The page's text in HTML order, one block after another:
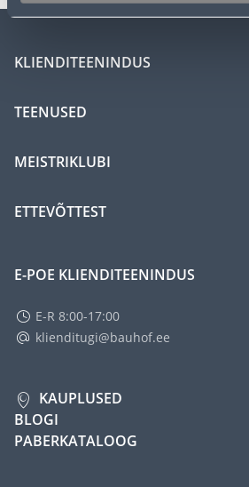
KLIENDITEENINDUS
TEENUSED
MEISTRIKLUBI
ETTEVÕTTEST
E-POE KLIENDITEENINDUS
E-R 8:00-17:00
klienditugi@bauhof.ee
KAUPLUSED
BLOGI
PABERKATALOOG